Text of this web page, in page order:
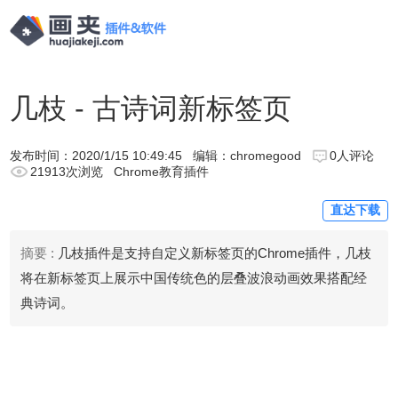
几枝 - 古诗词新标签页
发布时间： 2020/1/15 10:49:45 编辑：chromegood
0人评论
21913次浏览
Chrome教育插件
直达下载
摘要 : 几枝插件是支持自定义新标签页的Chrome插件，几枝
将在新标签页上展示中国传统色的层叠波浪动画效果搭配经
典诗词。